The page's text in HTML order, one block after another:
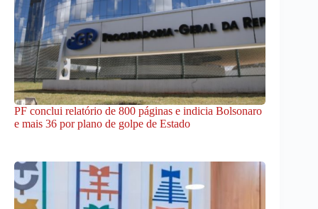
PF conclui relatório de 800 páginas e indicia Bolsonaro
e mais 36 por plano de golpe de Estado